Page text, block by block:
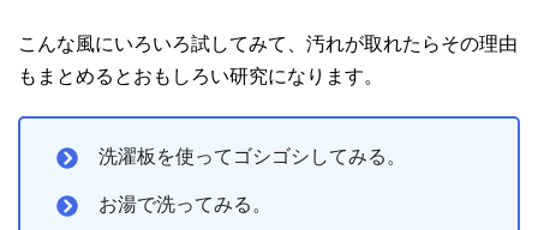
こんな風にいろいろ試してみて、汚れが取れたらその理由
もまとめるとおもしろい研究になります。
洗濯板を使ってゴシゴシしてみる。
お湯で洗ってみる。